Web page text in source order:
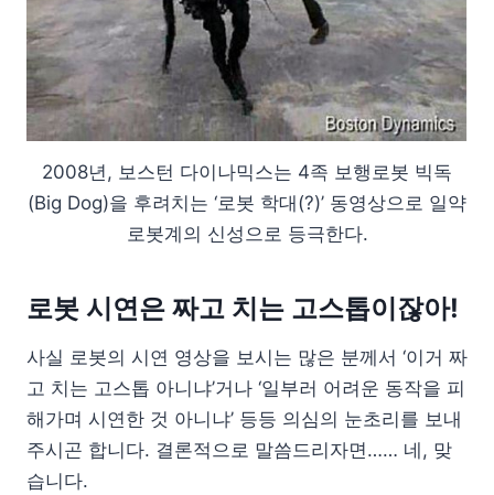
2008년, 보스턴 다이나믹스는 4족 보행로봇 빅독
(Big Dog)을 후려치는 ‘로봇 학대(?)’ 동영상으로 일약
로봇계의 신성으로 등극한다.
로봇 시연은 짜고 치는 고스톱이잖아!
사실 로봇의 시연 영상을 보시는 많은 분께서 ‘이거 짜
고 치는 고스톱 아니냐’거나 ‘일부러 어려운 동작을 피
해가며 시연한 것 아니냐’ 등등 의심의 눈초리를 보내
주시곤 합니다. 결론적으로 말씀드리자면…… 네, 맞
습니다.